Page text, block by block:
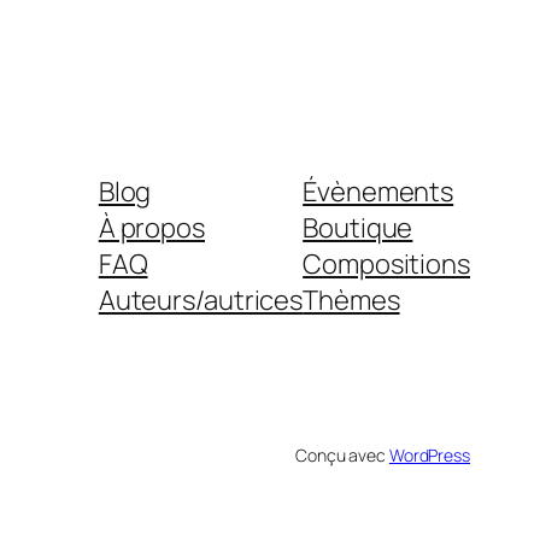
Blog
À propos
FAQ
Auteurs/autrices
Évènements
Boutique
Compositions
Thèmes
Conçu avec WordPress